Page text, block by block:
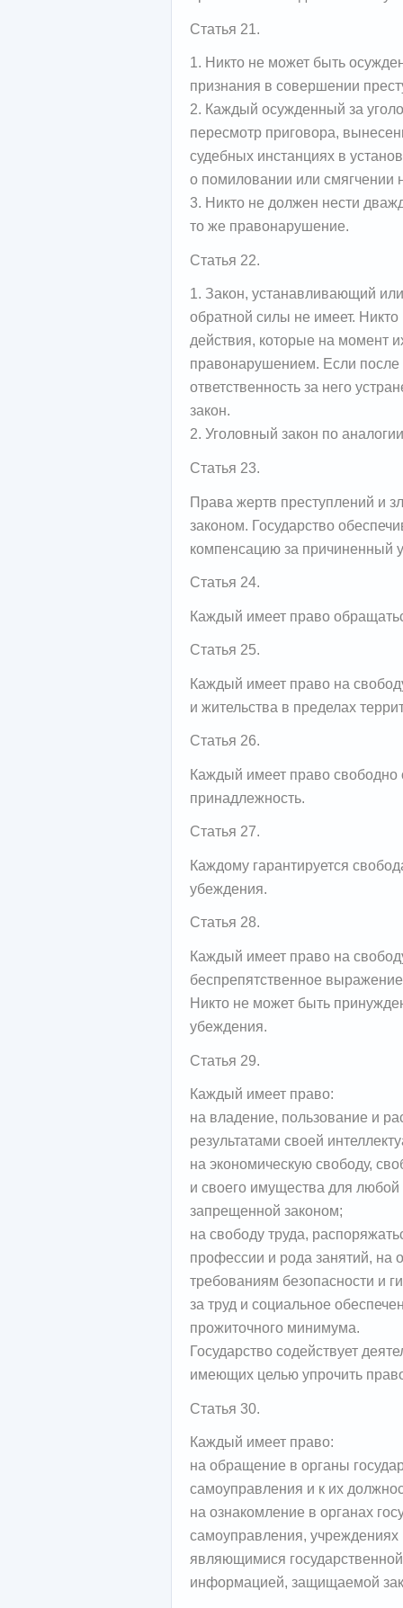
Статья 21.
1. Никто не может быть
признания в совершении
2. Каждый осужденный за
пересмотр приговора,
судебных инстанциях в
о помиловании или смягчении
3. Никто не должен нести
то же правонарушение.
Статья 22.
1. Закон, устанавливающий
обратной силы не имеет. Никто
действия, которые на момент
правонарушением. Если
ответственность за него
закон.
2. Уголовный закон по
Статья 23.
Права жертв преступлений и
законом. Государство
компенсацию за причиненный
Статья 24.
Каждый имеет право
Статья 25.
Каждый имеет право на
и жительства в пределах
Статья 26.
Каждый имеет право
принадлежность.
Статья 27.
Каждому гарантируется
убеждения.
Статья 28.
Каждый имеет право на
беспрепятственное
Никто не может быть
убеждения.
Статья 29.
Каждый имеет право:
на владение, пользование и
результатами своей
на экономическую свободу,
и своего имущества для любой
запрещенной законом;
на свободу труда,
профессии и рода занятий, на
требованиям безопасности и
за труд и социальное
прожиточного минимума.
Государство содействует
имеющих целью упрочить
Статья 30.
Каждый имеет право:
на обращение в органы
самоуправления и к их
на ознакомление в органах
самоуправления, учреждениях
являющимися
информацией, защищаемой